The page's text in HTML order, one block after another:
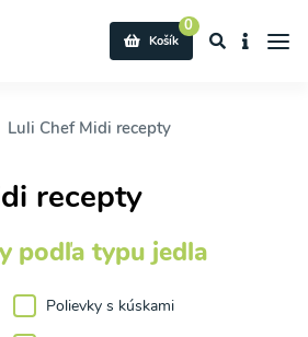
0
Košík
Luli Chef Midi recepty
recepty
podľa typu jedla
Polievky s kúskami